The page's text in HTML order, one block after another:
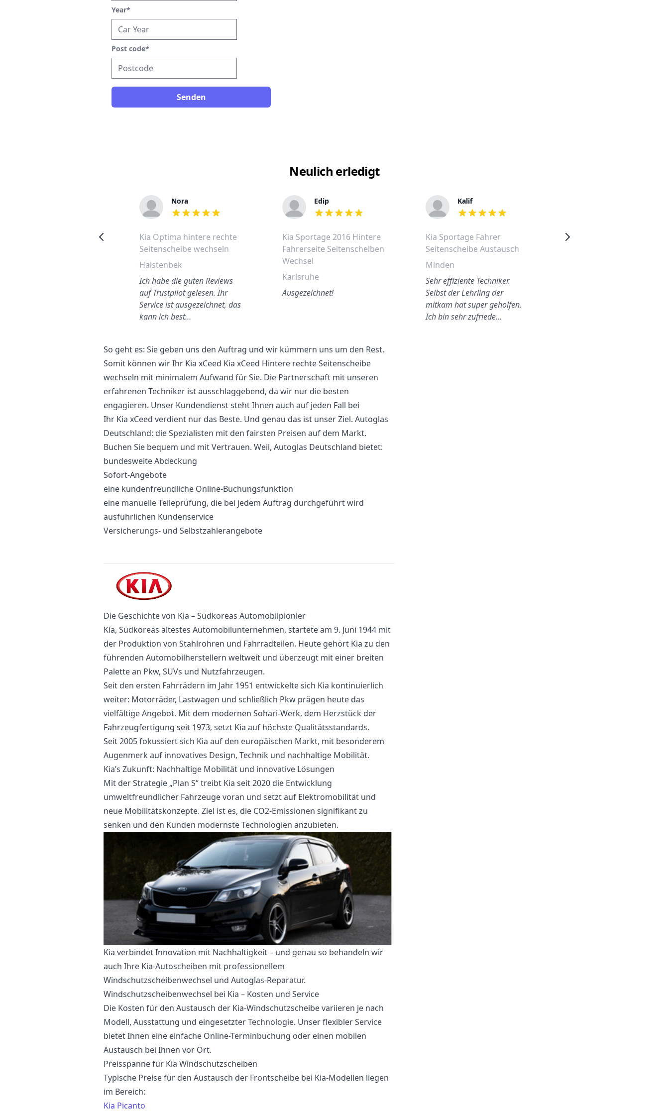
Year*
Post code*
Senden
Neulich erledigt
Nora
out of 5 stars
Kia Optima hintere rechte
Seitenscheibe wechseln
Halstenbek
Ich habe die guten Reviews
auf Trustpilot gelesen. Ihr
Service ist ausgezeichnet, das
kann ich best…
Edip
out of 5 stars
Kia Sportage 2016 Hintere
Fahrerseite Seitenscheiben
Wechsel
Karlsruhe
Ausgezeichnet!
Kalif
out of 5 stars
Kia Sportage Fahrer
Seitenscheibe Austausch
Minden
Sehr effiziente Techniker.
Selbst der Lehrling der
mitkam hat super geholfen.
Ich bin sehr zufriede…
Kia Sportage 2006 Fahrer
So geht es: Sie geben uns den Auftrag und wir kümmern uns um den Rest.
Somit können wir Ihr Kia xCeed Kia xCeed Hintere rechte Seitenscheibe
wechseln mit minimalem Aufwand für Sie. Die Partnerschaft mit unseren
erfahrenen Techniker ist ausschlaggebend, da wir nur die besten
engagieren. Unser Kundendienst steht Ihnen auch auf jeden Fall bei
Ihr Kia xCeed verdient nur das Beste. Und genau das ist unser Ziel. Autoglas
Deutschland: die Spezialisten mit den fairsten Preisen auf dem Markt.
Buchen Sie bequem und mit Vertrauen. Weil, Autoglas Deutschland bietet:
bundesweite Abdeckung
Sofort-Angebote
eine kundenfreundliche Online-Buchungsfunktion
eine manuelle Teileprüfung, die bei jedem Auftrag durchgeführt wird
ausführlichen Kundenservice
Versicherungs- und Selbstzahlerangebote
Die Geschichte von Kia – Südkoreas Automobilpionier
Kia, Südkoreas ältestes Automobilunternehmen, startete am 9. Juni 1944 mit
der Produktion von Stahlrohren und Fahrradteilen. Heute gehört Kia zu den
führenden Automobilherstellern weltweit und überzeugt mit einer breiten
Palette an Pkw, SUVs und Nutzfahrzeugen.
Seit den ersten Fahrrädern im Jahr 1951 entwickelte sich Kia kontinuierlich
weiter: Motorräder, Lastwagen und schließlich Pkw prägen heute das
vielfältige Angebot. Mit dem modernen Sohari-Werk, dem Herzstück der
Fahrzeugfertigung seit 1973, setzt Kia auf höchste Qualitätsstandards.
Seit 2005 fokussiert sich Kia auf den europäischen Markt, mit besonderem
Augenmerk auf innovatives Design, Technik und nachhaltige Mobilität.
Kia’s Zukunft: Nachhaltige Mobilität und innovative Lösungen
Mit der Strategie „Plan S“ treibt Kia seit 2020 die Entwicklung
umweltfreundlicher Fahrzeuge voran und setzt auf Elektromobilität und
neue Mobilitätskonzepte. Ziel ist es, die CO2-Emissionen signifikant zu
senken und den Kunden modernste Technologien anzubieten.
Kia verbindet Innovation mit Nachhaltigkeit – und genau so behandeln wir
auch Ihre Kia-Autoscheiben mit professionellem
Windschutzscheibenwechsel und Autoglas-Reparatur.
Windschutzscheibenwechsel bei Kia – Kosten und Service
Die Kosten für den Austausch der Kia-Windschutzscheibe variieren je nach
Modell, Ausstattung und eingesetzter Technologie. Unser flexibler Service
bietet Ihnen eine einfache Online-Terminbuchung oder einen mobilen
Austausch bei Ihnen vor Ort.
Preisspanne für Kia Windschutzscheiben
Typische Preise für den Austausch der Frontscheibe bei Kia-Modellen liegen
im Bereich:
Kia Picanto